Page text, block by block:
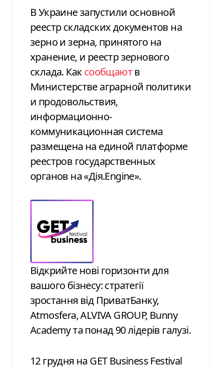
В Украине запустили основной
реестр складских документов на
зерно и зерна, принятого на
хранение, и реестр зернового
склада. Как сообщаютв
Министерстве аграрной политики
и продовольствия,
информационно-
коммуникационная система
размещена на единой платформе
реестров государственных
органов на «Дія.Engine».
Відкрийте нові горизонти для
вашого бізнесу: стратегії
зростання від ПриватБанку,
Atmosfera, ALVIVA GROUP, Bunny
Academy та понад 90 лідерів галузі.
12 грудня на GET Business Festival